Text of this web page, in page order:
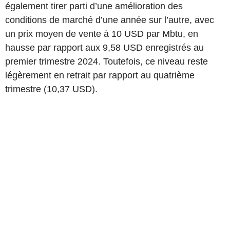
également tirer parti d’une amélioration des
conditions de marché d’une année sur l’autre, avec
un prix moyen de vente à 10 USD par Mbtu, en
hausse par rapport aux 9,58 USD enregistrés au
premier trimestre 2024. Toutefois, ce niveau reste
légèrement en retrait par rapport au quatrième
trimestre (10,37 USD).